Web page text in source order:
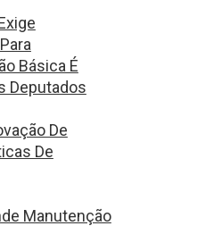
Básica É
Deputados
De
De
Manutenção